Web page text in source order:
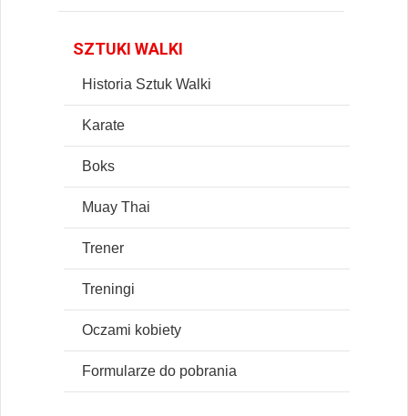
SZTUKI WALKI
Historia Sztuk Walki
Karate
Boks
Muay Thai
Trener
Treningi
Oczami kobiety
Formularze do pobrania